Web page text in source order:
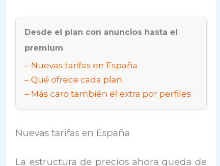
Desde el plan con anuncios hasta el
premium
Nuevas tarifas en España
Qué ofrece cada plan
Más caro también el extra por perfiles
Nuevas tarifas en España
La estructura de precios ahora queda de